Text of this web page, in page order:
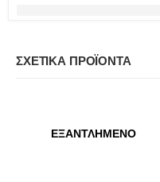
ΣΧΕΤΙΚΆ ΠΡΟΪΌΝΤΑ
ΕΞΑΝΤΛΗΜΈΝΟ